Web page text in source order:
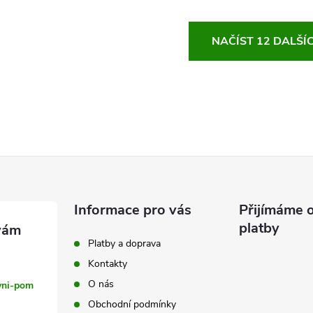
NAČÍST 12
pom
Informace pro vás
Platby a doprava
Kontakty
O nás
Obchodní podmínky
Přijímáme
platby